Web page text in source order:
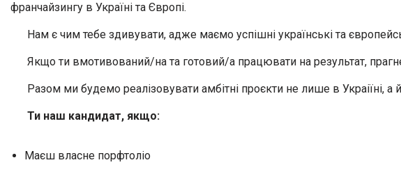
франчайзингу в Україні та Європі.
Нам є чим тебе здивувати, адже маємо успішні українські та
Якщо ти вмотивований/на та готовий/а працювати на результат,
Разом ми будемо реалізовувати амбітні проєкти не лише в Украіїні, а
Ти наш кандидат, якщо:
Маєш власне порфтоліо